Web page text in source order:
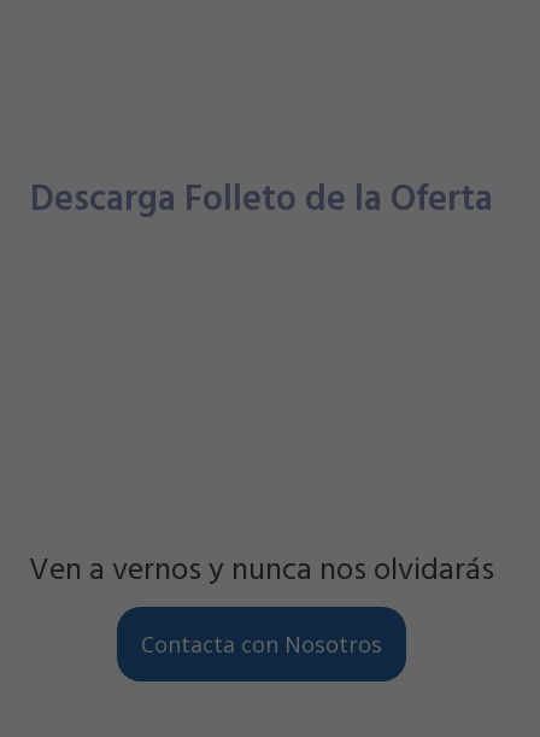
Descarga Folleto de la Oferta
Ven a vernos y nunca nos olvidarás
Contacta con Nosotros